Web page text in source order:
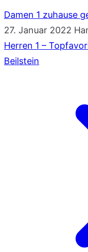
Damen 1 zuhause
27. Januar 2022
Herren 1 –
Beilstein